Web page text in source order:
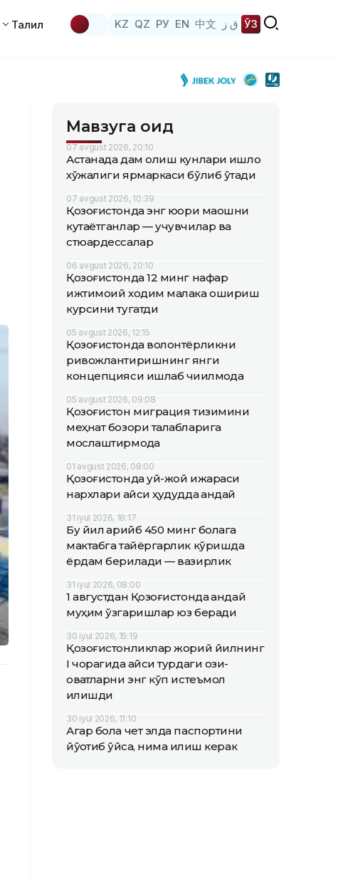
Таҳлил KZ QZ РУ EN 中文 ق ز ЎЗ
Мавзуга оид
07 avgust 2026, 20:10
Астанада дам олиш кунлари қишлоқ
хўжалиги ярмаркаси бўлиб ўтади
07 avgust 2026, 10:39
Қозоғистонда энг юқори маошни
кутаётганлар — учувчилар ва
стюардессалар
06 avgust 2026, 20:10
Қозоғистонда 12 минг нафар
ижтимоий ходим малака ошириш
курсини тугатди
05 avgust 2026, 12:15
Қозоғистонда волонтёрликни
ривожлантиришнинг янги
концепцияси ишлаб чиқилмоқда
05 avgust 2026, 09:08
Қозоғистон миграция тизимини
меҳнат бозори талабларига
мослаштирмоқда
01 avgust 2026, 08:00
Қозоғистонда уй-жой ижараси
нархлари қайси ҳудудда қандай
31 iyul 2026, 18:17
Бу йил қарийб 450 минг болага
мактабга тайёргарлик кўришда
ёрдам берилади — вазирлик
31 iyul 2026, 08:00
1 августдан Қозоғистонда қандай
муҳим ўзгаришлар юз беради
30 iyul 2026, 15:19
Қозоғистонликлар жорий йилнинг
I чорагида қайси турдаги озиқ-
овқатларни энг кўп истеъмол
қилишди
30 iyul 2026, 11:10
Агар бола чет элда паспортини
йўқотиб қўйса, нима қилиш керак